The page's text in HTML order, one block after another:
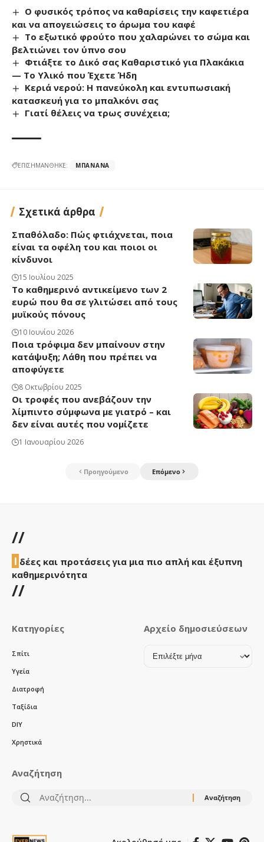
Ο φυσικός τρόπος να καθαρίσεις την καφετιέρα
και να απογειώσεις το άρωμα του καφέ
Το εξωτικό φρούτο που χαλαρώνει το σώμα και
βελτιώνει τον ύπνο σου
Φτιάξτε το Δικό σας Καθαριστικό για Πλακάκια
— Το Υλικό που Έχετε Ήδη
Κεριά νερού: Η πανεύκολη και εντυπωσιακή
κατασκευή για το μπαλκόνι σας
Γιατί θέλεις να τρως συνέχεια;
ΕΠΙΣΗΜΑΝΘΗΚΕ: ΜΠΑΝΆΝΑ
Σχετικά άρθρα
Σπαθόλαδο: Πώς φτιάχνεται, ποια
είναι τα οφέλη του και ποιοι οι
κίνδυνοι
15 Ιουλίου 2025
Το καθημερινό αντικείμενο των 2
ευρώ που θα σε γλιτώσει από τους
μυϊκούς πόνους
10 Ιουνίου 2026
Ποια τρόφιμα δεν μπαίνουν στην
κατάψυξη; Λάθη που πρέπει να
αποφύγετε
8 Οκτωβρίου 2025
Οι τροφές που ανεβάζουν την
λίμπιντο σύμφωνα με γιατρό – και
δεν είναι αυτές που νομίζετε
1 Ιανουαρίου 2026
Προηγούμενο Επόμενο
//
Ι δέες και προτάσεις για μια πιο απλή και έξυπνη
καθημερινότητα
//
Κατηγορίες
Σπίτι
Υγεία
Διατροφή
Ταξίδια
DIY
Χρηστικά
Αρχείο δημοσιεύσεων
Αρχείο
Αναζήτηση
Αναζήτηση